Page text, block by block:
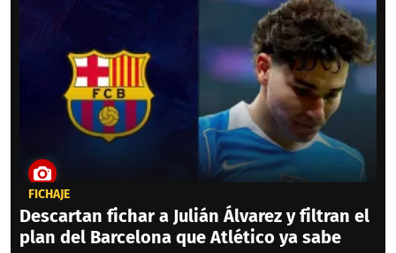
FICHAJE
Descartan fichar a Julián Álvarez y filtran el
plan del Barcelona que Atlético ya sabe